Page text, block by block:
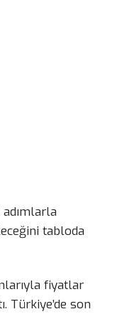
tabloda
fiyatlar
Türkiye’de son